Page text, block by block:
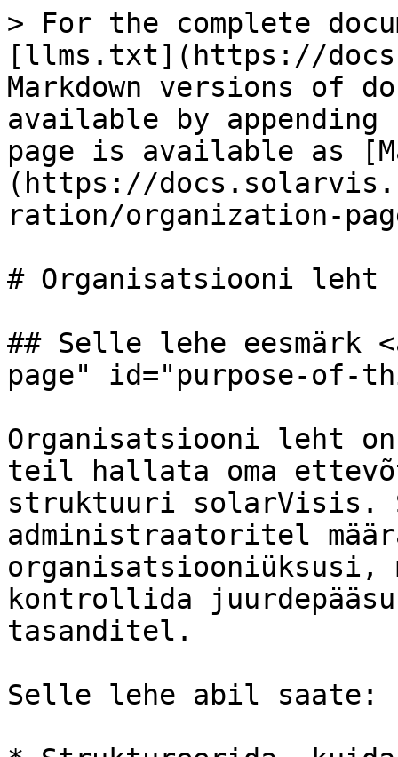
> For the complete
[llms.txt](https://
Markdown versions of
available by
page is available as
(https://
ration/organization-
# Organisatsiooni leht
## Selle lehe eesmärk
page" id="purpose-of-
Organisatsiooni leht
teil hallata oma
struktuuri solarVisis.
administraatoritel
organisatsiooniüksusi,
kontrollida
tasanditel.
Selle lehe abil saate: